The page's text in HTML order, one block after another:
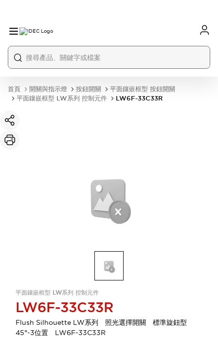
首頁 開關與指示燈 按鈕開關
平面鑲嵌框型 按鈕開關
平面鑲嵌框型 LW系列 控制元件
LW6F-33C33R
平面鑲嵌框型 LW系列 控制元件
LW6F-33C33R
Flush Silhouette LW系列 照光選擇開關 標準旋鈕型
45°-3位置 LW6F-33C33R